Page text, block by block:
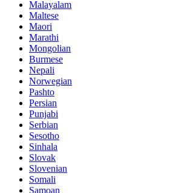
Malayalam
Maltese
Maori
Marathi
Mongolian
Burmese
Nepali
Norwegian
Pashto
Persian
Punjabi
Serbian
Sesotho
Sinhala
Slovak
Slovenian
Somali
Samoan